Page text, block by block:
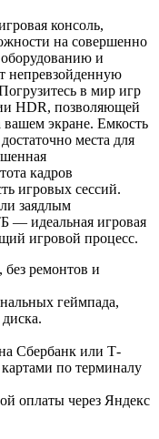
консоль,
на совершенно
и
непревзойденную
в мир игр
HDR, позволяющей
вашем экране. Емкость
места для
кадров
игровых сессий.
заядлым
— идеальная игровая
игровой процесс.
ремонтов и
геймпада,
Сбербанк или Т-
по терминалу
оплаты через Яндекс